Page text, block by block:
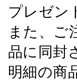
プレゼン
また、ご
品に同封
明細の商